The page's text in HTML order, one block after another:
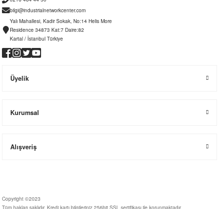
bilgi@industrialnetworkcenter.com
Yalı Mahallesi, Kadir Sokak, No:14 Helis More
Residence 34873 Kat:7 Daire:82
Kartal / İstanbul Türkiye
Üyelik
Kurumsal
Alışveriş
Copyright ©2023
Tüm hakları saklıdır. Kredi kartı bilgileriniz 256bit SSL sertifikası ile korunmaktadır.